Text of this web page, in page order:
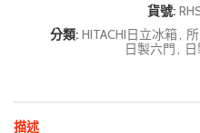
貨號:
分類: HITACHI日立冰箱,
日製六門,
描述